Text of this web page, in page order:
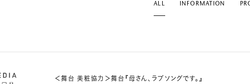
ALL INFORMATION
＜舞台 美粧協力＞舞台『母さん、ラブソングです。』